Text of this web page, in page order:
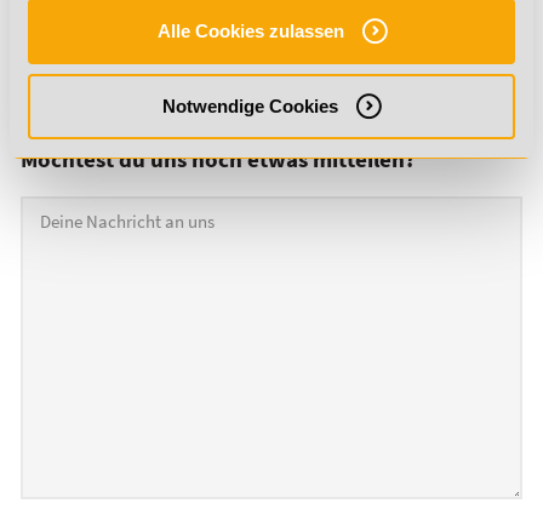
Alle Cookies zulassen
Notwendige Cookies
Abschlüsse und Arbeitszeugnisse (PDF-Datei)
Möchtest du uns noch etwas mitteilen?